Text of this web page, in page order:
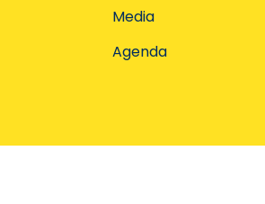
Media
Agenda